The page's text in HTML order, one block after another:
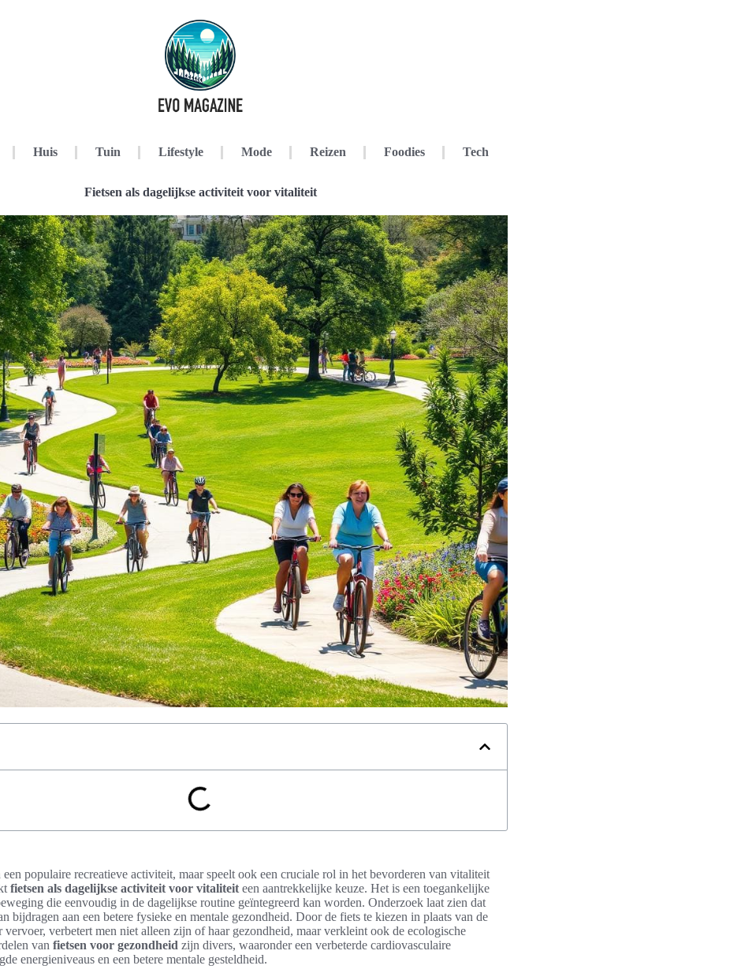
Huis Tuin Lifestyle Mode Reizen Foodies Tech
Fietsen als dagelijkse activiteit voor vitaliteit
een populaire recreatieve activiteit, maar speelt ook een cruciale rol in het bevorderen van vitaliteit
fietsen als dagelijkse activiteit voor vitaliteit een aantrekkelijke keuze. Het is een toegankelijke
die eenvoudig in de dagelijkse routine geïntegreerd kan worden. Onderzoek laat zien dat
bijdragen aan een betere fysieke en mentale gezondheid. Door de fiets te kiezen in plaats van de
vervoer, verbetert men niet alleen zijn of haar gezondheid, maar verkleint ook de ecologische
van fietsen voor gezondheid zijn divers, waaronder een verbeterde cardiovasculaire
energieniveaus en een betere mentale gesteldheid.